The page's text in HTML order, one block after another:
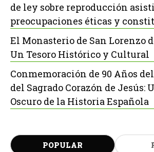
de ley sobre reproducción
preocupaciones éticas y
El Monasterio de San Lorenzo
Un Tesoro Histórico y Cultural
Conmemoración de 90 Años
del Sagrado Corazón de Jesús:
Oscuro de la Historia Española
POPULAR